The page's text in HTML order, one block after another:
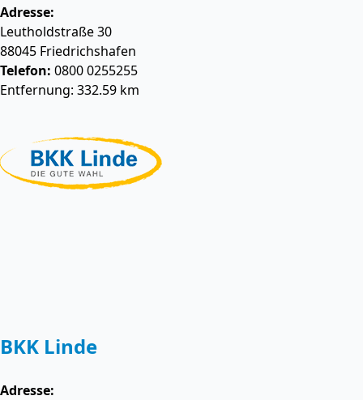
Adresse:
Leutholdstraße 30
88045 Friedrichshafen
Telefon: 0800 0255255
Entfernung: 332.59 km
BKK Linde
Adresse: